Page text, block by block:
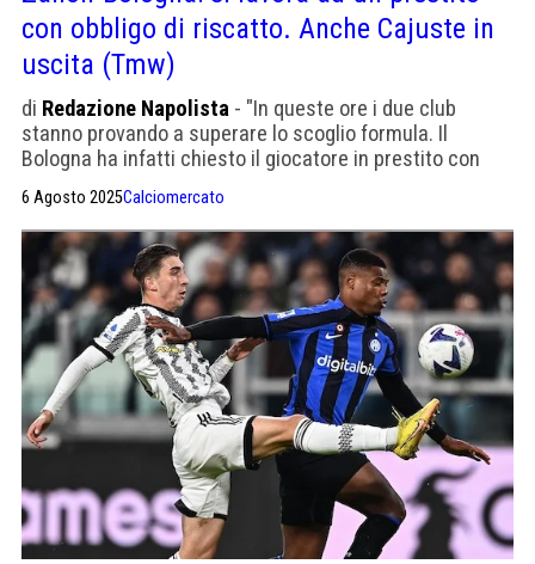
con obbligo di riscatto. Anche Cajuste in
uscita (Tmw)
di Redazione Napolista - "In queste ore i due club
stanno provando a superare lo scoglio formula. Il
Bologna ha infatti chiesto il giocatore in prestito con
definitivo"
6 Agosto 2025Calciomercato